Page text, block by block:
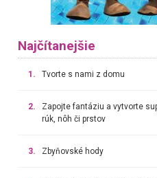
Najčítanejšie
1. Tvorte s nami z domu
2.
Zapojte fantáziu a vytvorte
rúk, nôh či prstov
3. Zbyňovské hody